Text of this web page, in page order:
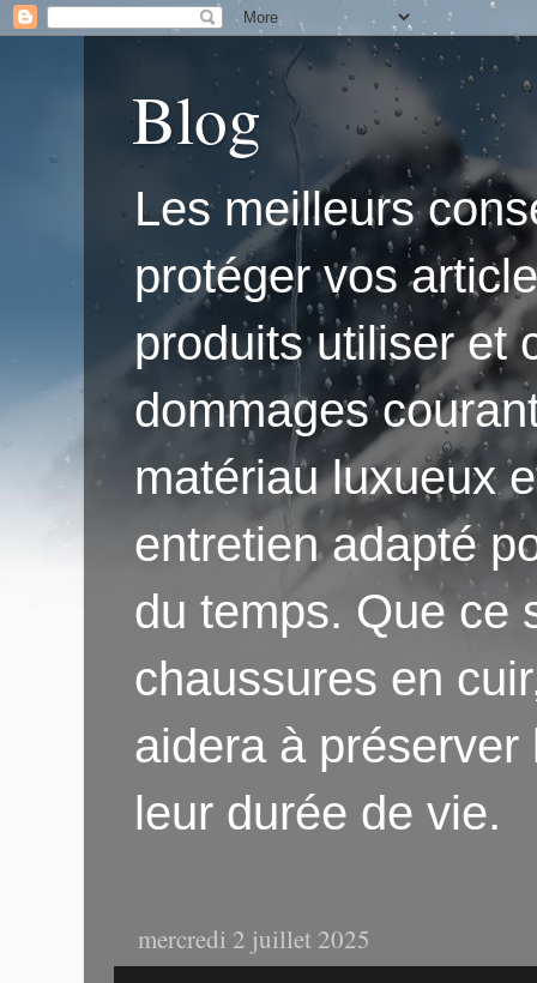
Blog
Les meilleurs
protéger vos
produits utiliser et
dommages
matériau luxueux
entretien adapté
du temps. Que ce
chaussures en
aidera à
leur durée de vie.
mercredi 2 juillet 2025